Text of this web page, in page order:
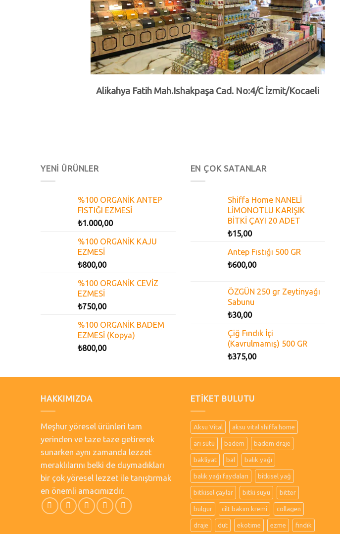
Alikahya Fatih Mah.Ishakpaşa Cad. No:4/C İzmit/Kocaeli
YENİ ÜRÜNLER
%100 ORGANİK ANTEP
FISTIĞI EZMESİ
₺1.000,00
%100 ORGANİK KAJU
EZMESİ
₺800,00
%100 ORGANİK CEVİZ
EZMESİ
₺750,00
%100 ORGANİK BADEM
EZMESİ (Kopya)
₺800,00
EN ÇOK SATANLAR
Shiffa Home NANELİ
LİMONOTLU KARIŞIK
BİTKİ ÇAYI 20 ADET
₺15,00
Antep Fıstığı 500 GR
₺600,00
ÖZGÜN 250 gr Zeytinyağı
Sabunu
₺30,00
Çiğ Fındık İçi
(Kavrulmamış) 500 GR
₺375,00
HAKKIMIZDA
Meşhur yöresel ürünleri tam
yerinden ve taze taze getirerek
sunarken aynı zamanda lezzet
meraklılarını belki de duymadıkları
bir çok yöresel lezzet ile tanıştırmak
en önemli amacımızdır.
ETIKET BULUTU
Aksu Vital aksu vital shiffa home
arı sütü badem badem draje
bakliyat bal balık yağı
balık yağı faydaları bitkisel yağ
bitkisel çaylar bitki suyu bitter
bulgur cilt bakım kremi collagen
draje dut ekotime ezme fındık